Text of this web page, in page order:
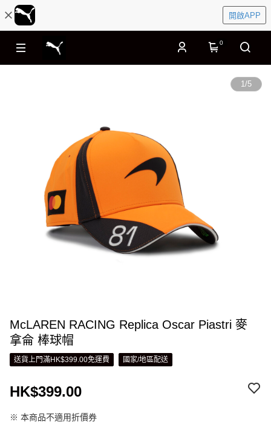
開啟APP
0
1/5
McLAREN RACING Replica Oscar Piastri 麥
拿侖 棒球帽
送貨上門滿HK$399.00免運費 國家/地區配送
HK$399.00
※ 本商品不適用折價券